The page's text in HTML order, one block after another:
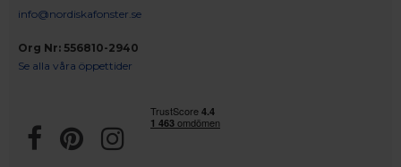
info@nordiskafonster.se
Org Nr: 556810-2940
Se alla våra öppettider